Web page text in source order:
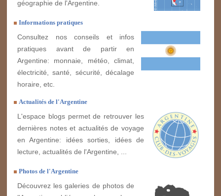
géographie de l'Argentine.
Informations pratiques
Consultez nos conseils et infos
pratiques avant de partir en
Argentine: monnaie, météo, climat,
électricité, santé, sécurité, décalage
horaire, etc.
Actualités de l'Argentine
L'espace blogs permet de retrouver les
dernières notes et actualités de voyage
en Argentine: idées sorties, idées de
lecture, actualités de l'Argentine, ...
Photos de l'Argentine
Découvrez les galeries de photos de